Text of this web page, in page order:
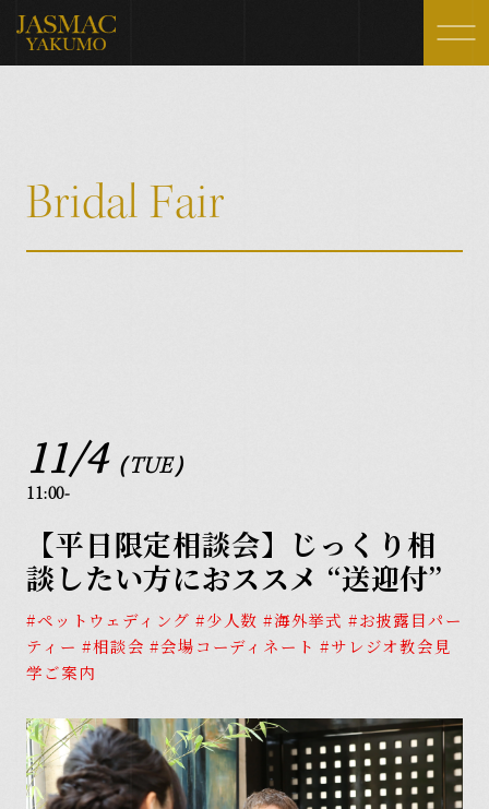
Ceremony
挙式スタイル
Party Style
Cuisine
料理・スイーツ
Model Plan
モデルプラン
Item
アイテム
Report
ウェディングレポート
FAQ
フリーランスウェディング
プランナーの皆様へ
会社概要
Bridal Fair
11/4（TUE）
11:00-
【平日限定相談会】じっくり相
談したい方におススメ “送迎付”
#ペットウェディング #少人数 #海外挙式 #お披露目パー
ティー #相談会 #会場コーディネート #サレジオ教会見
学ご案内